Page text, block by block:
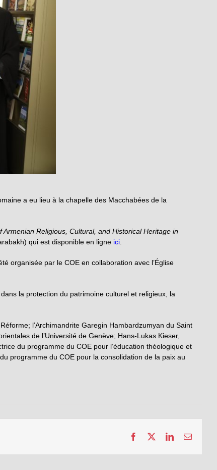
a eu lieu à la chapelle des Macchabées de la
Religious, Cultural, and Historical Heritage in
qui est disponible en ligne ici.
organisée par le COE en collaboration avec l’Église
la protection du patrimoine culturel et religieux, la
l’Archimandrite Garegin Hambardzumyan du Saint
de l’Université de Genève; Hans-Lukas Kieser,
du programme du COE pour l’éducation théologique et
programme du COE pour la consolidation de la paix au
Facebook LinkedInEmail